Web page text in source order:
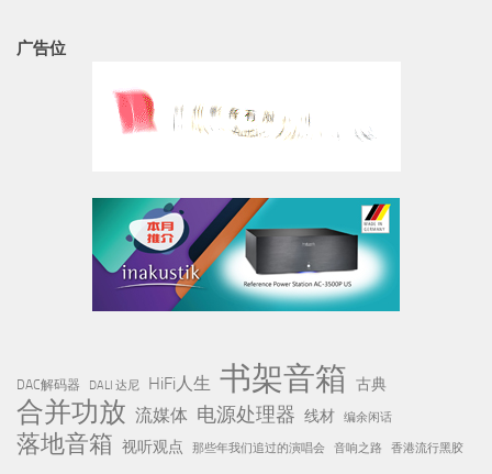
广告位
DAC解码器 DALI 达尼 HiFi人生 书架音箱 古典
合并功放 流媒体 电源处理器 线材 编余闲话
落地音箱 视听观点 那些年我们追过的演唱会 音响之路 香港流行黑胶